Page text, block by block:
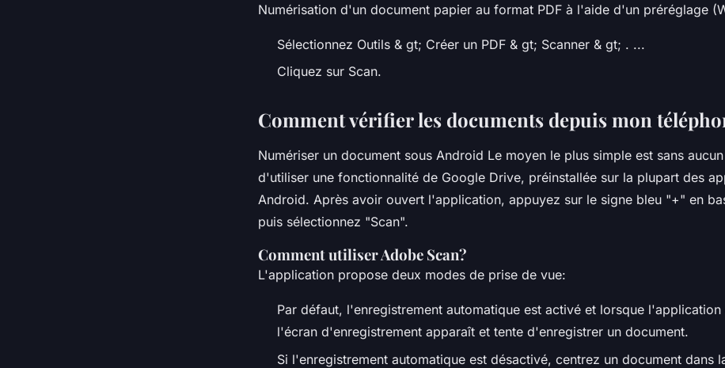
Numérisation d'un document papier au format PDF à l'aide d'un préréglage
Sélectionnez Outils & gt; Créer un PDF & gt; Scanner & gt; . ...
Cliquez sur Scan.
Comment vérifier les documents depuis mon
Numériser un document sous Android Le moyen le plus simple est sans
d'utiliser une fonctionnalité de Google Drive, préinstallée sur la plupart des
Android. Après avoir ouvert l'application, appuyez sur le signe bleu "+" en
puis sélectionnez "Scan".
Comment utiliser Adobe Scan?
L'application propose deux modes de prise de vue:
Par défaut, l'enregistrement automatique est activé et lorsque l'application
l'écran d'enregistrement apparaît et tente d'enregistrer un document.
Si l'enregistrement automatique est désactivé, centrez un document dans